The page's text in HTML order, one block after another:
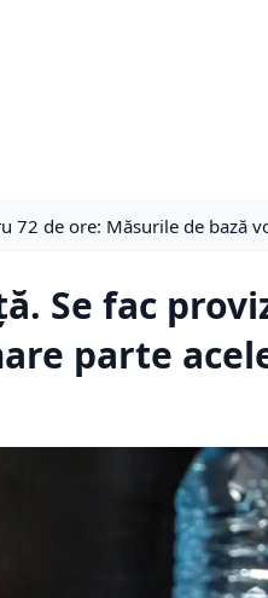
de ore: Măsurile de bază
Se fac
parte